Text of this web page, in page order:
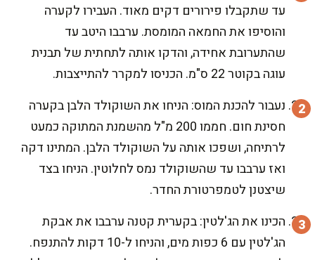
עד שתקבלו פירורים דקים מאוד. העבירו לקערה
והוסיפו את החמאה המומסת. ערבבו היטב עד
שהתערובת אחידה, והדקו אותה לתחתית של תבנית
עוגה בקוטר 22 ס"מ. הכניסו למקרר להתייצבות.
נעבור להכנת המוס: הניחו את השוקולד הלבן בקערה
חסינת חום. חממו 200 מ"ל מהשמנת המתוקה כמעט
לרתיחה, ושפכו אותה על השוקולד הלבן. המתינו דקה
ואז ערבבו עד שהשוקולד נמס לחלוטין. הניחו בצד
שיצטנן לטמפרטורת החדר.
הכינו את הג'לטין: בקערית קטנה ערבבו את אבקת
הג'לטין עם 6 כפות מים, והניחו ל-10 דקות להתנפח.